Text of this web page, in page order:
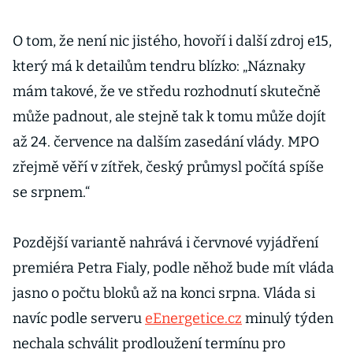
O tom, že není nic jistého, hovoří i další zdroj e15,
který má k detailům tendru blízko: „Náznaky
mám takové, že ve středu rozhodnutí skutečně
může padnout, ale stejně tak k tomu může dojít
až 24. července na dalším zasedání vlády. MPO
zřejmě věří v zítřek, český průmysl počítá spíše
se srpnem.“
Pozdější variantě nahrává i červnové vyjádření
premiéra Petra Fialy, podle něhož bude mít vláda
jasno o počtu bloků až na konci srpna. Vláda si
navíc podle serveru eEnergetice.cz minulý týden
nechala schválit prodloužení termínu pro